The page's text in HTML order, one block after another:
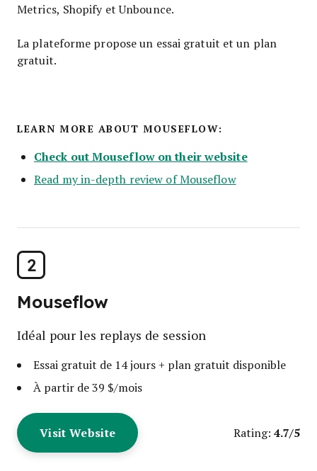
Metrics, Shopify et Unbounce.
La plateforme propose un essai gratuit et un plan
gratuit.
LEARN MORE ABOUT MOUSEFLOW:
Check out Mouseflow on their website
Read my in-depth review of Mouseflow
2
Mouseflow
Idéal pour les replays de session
Essai gratuit de 14 jours + plan gratuit disponible
À partir de 39 $/mois
Visit Website Rating: 4.7/5